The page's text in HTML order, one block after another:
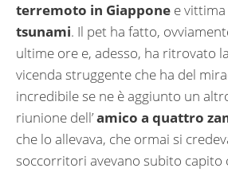
terremoto in Giappone e
tsunami. Il pet ha fatto,
ultime ore e, adesso, ha ritrovato
vicenda struggente che ha del
incredibile se ne è aggiunto un
riunione dell’amico a quattro
che lo allevava, che ormai si
soccorritori avevano subito capito